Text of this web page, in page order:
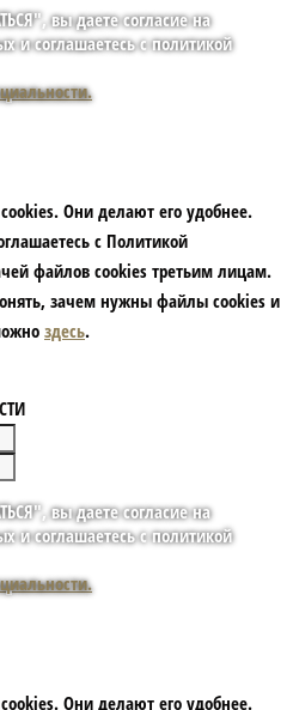
вы даете согласие на
и соглашаетесь с политикой
Они делают его удобнее.
с Политикой
файлов cookies третьим лицам.
зачем нужны файлы сookies и
здесь.
вы даете согласие на
и соглашаетесь с политикой
Они делают его удобнее.